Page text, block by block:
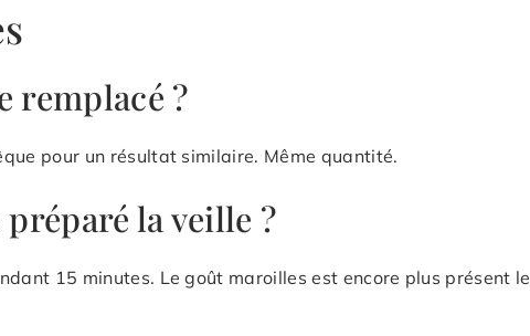
remplacé ?
pour un résultat similaire. Même quantité.
la veille ?
15 minutes. Le goût maroilles est encore plus présent le